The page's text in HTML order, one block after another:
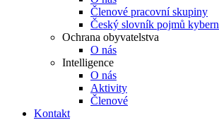
Členové pracovní skupiny
Český slovník pojmů
Ochrana obyvatelstva
O nás
Intelligence
O nás
Aktivity
Členové
Kontakt